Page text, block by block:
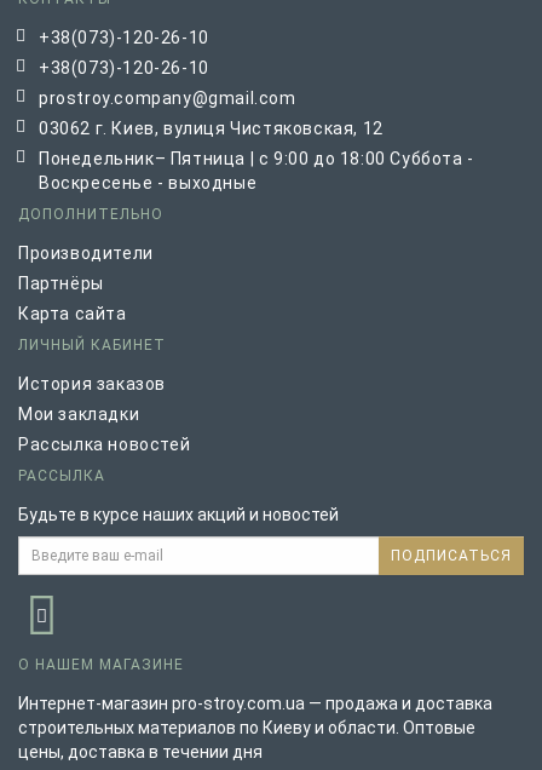
+38(073)-120-26-10
+38(073)-120-26-10
prostroy.company@gmail.com
03062 г. Киев, вулиця Чистяковская, 12
Понедельник– Пятница | с 9:00 до 18:00 Суббота -
Воскресенье - выходные
ДОПОЛНИТЕЛЬНО
Производители
Партнёры
Карта сайта
ЛИЧНЫЙ КАБИНЕТ
История заказов
Мои закладки
Рассылка новостей
РАССЫЛКА
Будьте в курсе наших акций и новостей
ПОДПИСАТЬСЯ
О НАШЕМ МАГАЗИНЕ
Интернет-магазин pro-stroy.com.ua — продажа и доставка
строительных материалов по Киеву и области. Оптовые
цены, доставка в течении дня